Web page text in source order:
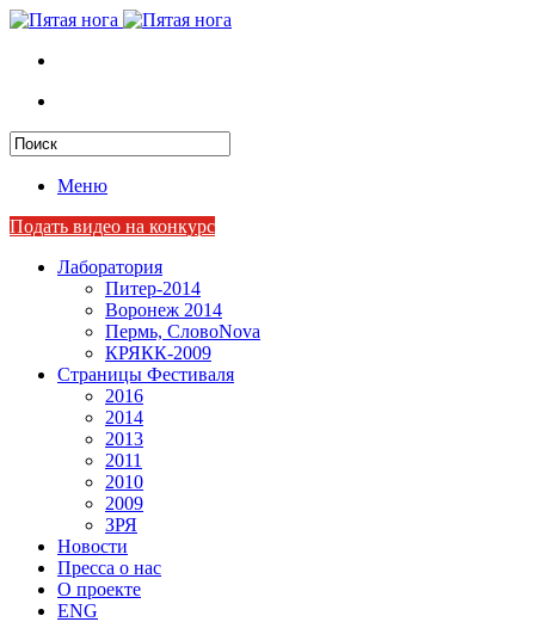
Меню
Подать видео на конкурс
Лаборатория
Питер-2014
Воронеж 2014
Пермь, СловоNova
КРЯКК-2009
Страницы Фестиваля
2016
2014
2013
2011
2010
2009
ЗРЯ
Новости
Пресса о нас
О проекте
ENG